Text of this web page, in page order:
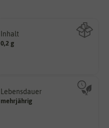
Inhalt
0,2 g
Lebensdauer
mehrjährig
einjährig, zweijährig oder
mehrjährig.